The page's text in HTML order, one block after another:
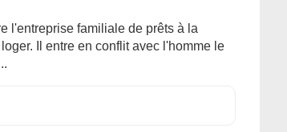
l'entreprise familiale de prêts à la
Il entre en conflit avec l'homme le